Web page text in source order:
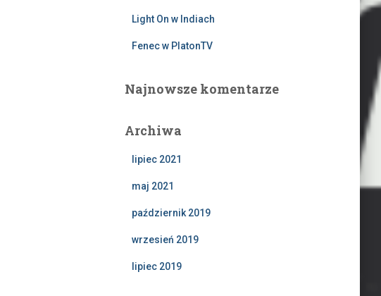
Light On w Indiach
Fenec w PlatonTV
Najnowsze komentarze
Archiwa
lipiec 2021
maj 2021
październik 2019
wrzesień 2019
lipiec 2019